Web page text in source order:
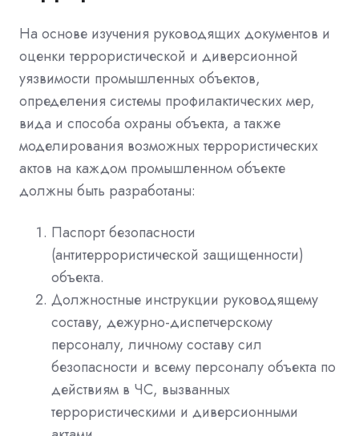
На основе изучения руководящих документов и
оценки террористической и диверсионной
уязвимости промышленных объектов,
определения системы профилактических мер,
вида и способа охраны объекта, а также
моделирования возможных террористических
актов на каждом промышленном объекте
должны быть разработаны:
Паспорт безопасности
(антитеррористической защищенности)
объекта.
Должностные инструкции руководящему
составу, дежурно-диспетчерскому
персоналу, личному составу сил
безопасности и всему персоналу объекта по
действиям в ЧС, вызванных
террористическими и диверсионными